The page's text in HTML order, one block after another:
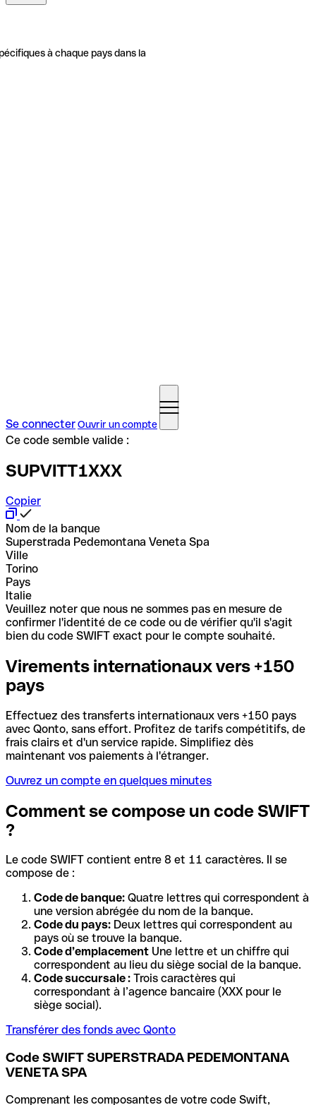
à chaque pays dans la
Se connecterOuvrir un compte
Ce code semble valide :
SUPVITT1XXX
Copier
Nom de la banque
Superstrada Pedemontana Veneta Spa
Ville
Torino
Pays
Italie
Veuillez noter que nous ne sommes pas en mesure de
confirmer l'identité de ce code ou de vérifier qu'il s'agit
bien du code SWIFT exact pour le compte souhaité.
Virements internationaux vers +150
pays
Effectuez des transferts internationaux vers +150 pays
avec Qonto, sans effort. Profitez de tarifs compétitifs, de
frais clairs et d'un service rapide. Simplifiez dès
maintenant vos paiements à l'étranger.
Ouvrez un compte en quelques minutes
Comment se compose un code SWIFT
?
Le code SWIFT contient entre 8 et 11 caractères. Il se
compose de :
Code de banque: Quatre lettres qui correspondent à
une version abrégée du nom de la banque.
Code du pays: Deux lettres qui correspondent au
pays où se trouve la banque.
Code d’emplacement Une lettre et un chiffre qui
correspondent au lieu du siège social de la banque.
Code succursale : Trois caractères qui
correspondant à l’agence bancaire (XXX pour le
siège social).
Transférer des fonds avec Qonto
Code SWIFT SUPERSTRADA PEDEMONTANA
VENETA SPA
Comprenant les composantes de votre code Swift,